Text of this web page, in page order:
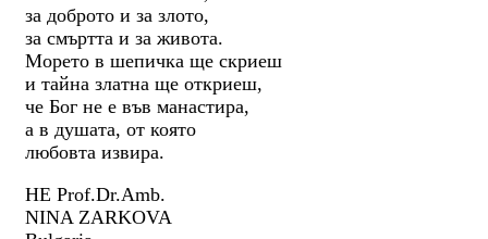
за доброто и за злото,
за смъртта и за живота.
Морето в шепичка ще скриеш
и тайна златна ще откриеш,
че Бог не е във манастира,
а в душата, от която
любовта извира.
HE Prof.Dr.Amb.
NINA ZARKOVA